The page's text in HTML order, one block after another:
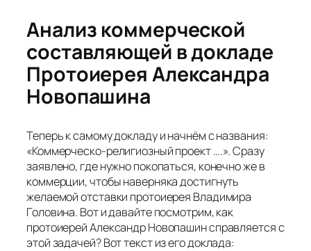
Анализ коммерческой
составляющей в докладе
Протоиерея Александра
Новопашина
Теперь к самому докладу и начнём с названия:
«Коммерческо-религиозный проект ….». Сразу
заявлено, где нужно покопаться, конечно же в
коммерции, чтобы наверняка достигнуть
желаемой отставки протоиерея Владимира
Головина. Вот и давайте посмотрим, как
протоиерей Александр Новопашин справляется с
этой задачей? Вот текст из его доклада: